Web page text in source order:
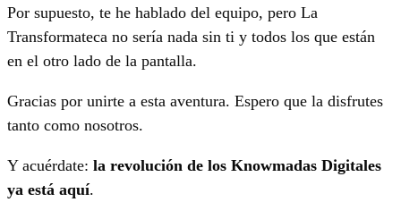
Por supuesto, te he hablado del equipo, pero La
Transformateca no sería nada sin ti y todos los que están
en el otro lado de la pantalla.
Gracias por unirte a esta aventura. Espero que la disfrutes
tanto como nosotros.
Y acuérdate: la revolución de los Knowmadas Digitales
ya está aquí.